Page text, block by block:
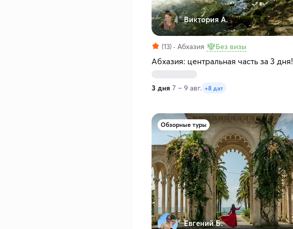
Виктория А.
(13) Абхазия Без визы
Абхазия: центральная часть за 3 дня!
3 дня 7 – 9 авг. +8 дат
Обзорные туры
Евгений Б.